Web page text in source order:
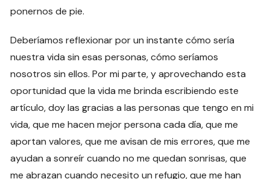
ponernos de pie.
Deberíamos reflexionar por un instante cómo sería
nuestra vida sin esas personas, cómo seríamos
nosotros sin ellos. Por mi parte, y aprovechando esta
oportunidad que la vida me brinda escribiendo este
artículo, doy las gracias a las personas que tengo en mi
vida, que me hacen mejor persona cada día, que me
aportan valores, que me avisan de mis errores, que me
ayudan a sonreír cuando no me quedan sonrisas, que
me abrazan cuando necesito un refugio, que me han